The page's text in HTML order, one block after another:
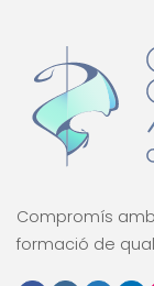
Compromís
formació de